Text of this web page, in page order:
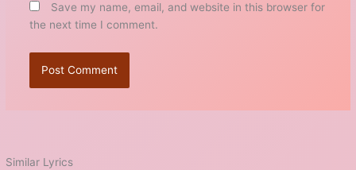
Save my name, email, and website in this browser for
the next time I comment.
Similar Lyrics